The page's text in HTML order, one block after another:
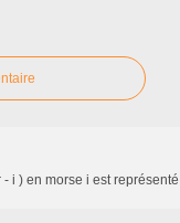
i ) en morse i est